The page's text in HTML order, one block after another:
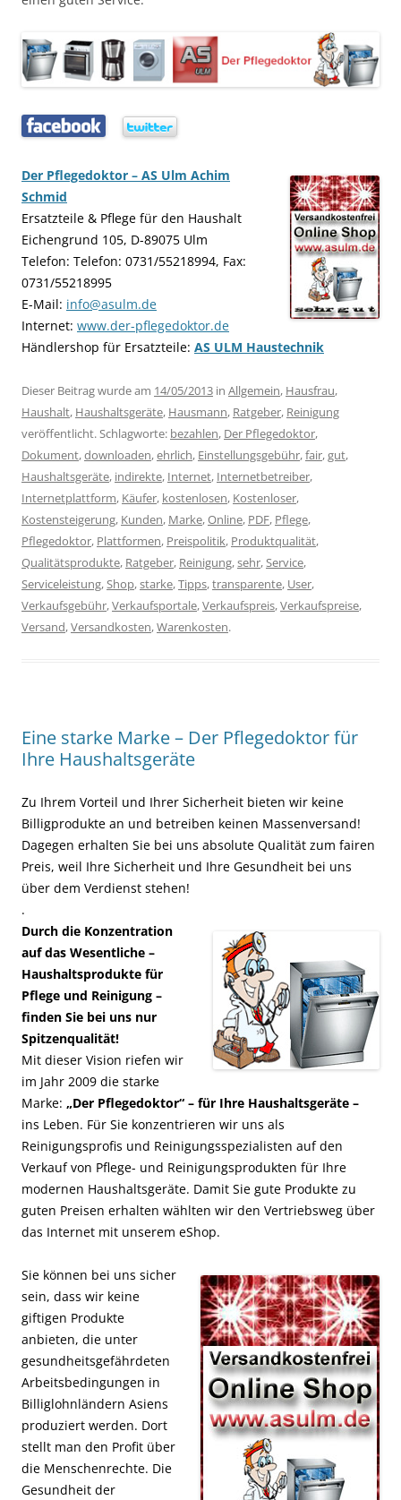
Der Pflegedoktor – AS Ulm Achim
Schmid
Ersatzteile & Pflege für den Haushalt
Eichengrund 105, D-89075 Ulm
Telefon: Telefon: 0731/55218994, Fax:
0731/55218995
E-Mail: info@asulm.de
Internet: www.der-pflegedoktor.de
Händlershop für Ersatzteile: AS ULM Haustechnik
Dieser Beitrag wurde am 14/05/2013 in Allgemein, Hausfrau,
Haushalt, Haushaltsgeräte, Hausmann, Ratgeber, Reinigung
veröffentlicht. Schlagworte: bezahlen, Der Pflegedoktor,
Dokument,downloaden,ehrlich, Einstellungsgebühr,fair,gut,
Haushaltsgeräte, indirekte, Internet, Internetbetreiber,
Internetplattform, Käufer, kostenlosen, Kostenloser,
Kostensteigerung, Kunden, Marke,Online, PDF, Pflege,
Pflegedoktor, Plattformen, Preispolitik, Produktqualität,
Qualitätsprodukte, Ratgeber, Reinigung,sehr,Service,
Serviceleistung,Shop,starke,Tipps,transparente, User,
Verkaufsgebühr,Verkaufsportale,Verkaufspreis,Verkaufspreise,
Versand,Versandkosten,Warenkosten.
Eine starke Marke – Der Pflegedoktor für
Ihre Haushaltsgeräte
Zu Ihrem Vorteil und Ihrer Sicherheit bieten wir keine
Billigprodukte an und betreiben keinen Massenversand!
Dagegen erhalten Sie bei uns absolute Qualität zum fairen
Preis, weil Ihre Sicherheit und Ihre Gesundheit bei uns
über dem Verdienst stehen!
.
Durch die Konzentration
auf das Wesentliche –
Haushaltsprodukte für
Pflege und Reinigung –
finden Sie bei uns nur
Spitzenqualität!
Mit dieser Vision riefen wir
im Jahr 2009 die starke
Marke: „Der Pflegedoktor“ – für Ihre Haushaltsgeräte –
ins Leben. Für Sie konzentrieren wir uns als
Reinigungsprofis und Reinigungsspezialisten auf den
Verkauf von Pflege- und Reinigungsprodukten für Ihre
modernen Haushaltsgeräte. Damit Sie gute Produkte zu
guten Preisen erhalten wählten wir den Vertriebsweg über
das Internet mit unserem eShop.
Sie können bei uns sicher
sein, dass wir keine
giftigen Produkte
anbieten, die unter
gesundheitsgefährdeten
Arbeitsbedingungen in
Billiglohnländern Asiens
produziert werden. Dort
stellt man den Profit über
die Menschenrechte. Die
Gesundheit der